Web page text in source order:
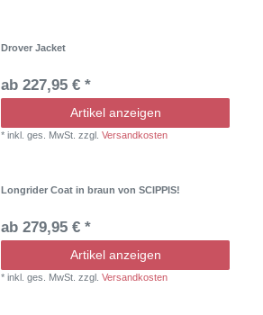
Drover Jacket
ab 227,95 € *
Artikel anzeigen
*inkl. ges. MwSt. zzgl.Versandkosten
Longrider Coat in braun von SCIPPIS!
ab 279,95 € *
Artikel anzeigen
*inkl. ges. MwSt. zzgl.Versandkosten